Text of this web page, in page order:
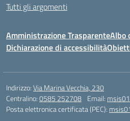
Tutti gli argomenti
Amministrazione TrasparenteAlbo
Dichiarazione di accessibilità
Indirizzo:Via Marina Vecchia, 230
Centralino:0585 252708 Email:
Posta elettronica certificata (PEC):